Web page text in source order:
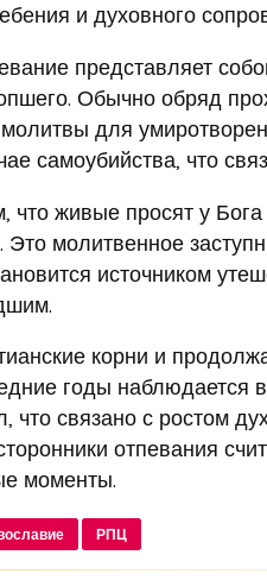
и духовного
представляет
Обычно обряд
для
самоубийства, что
что живые просят у
Это молитвенное
источником
корни и
годы наблюдается
что связано с ростом
отпевания
моменты.
РПЦ